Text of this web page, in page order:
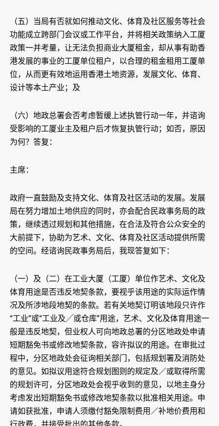
（五）当局有否就如何推动文化、体育及社区服务等社会
功能成立跨部门会议或工作平台，并将相关政策纳入工厦
政策一并考量，让无法负担商业大厦租金，却从事有助香
港发展的事业的工厦单位租户，以合理的租金租用工厦单
位，从而更有效地运用香港土地资源，发展文化、体育、
设计等本土产业；及
（六）地政总署会否考虑暂缓上述执管行动一年，并谘询
受影响的工厦业主及租户后才恢复执管行动；如否，原因
为何？答复：
主席：
政府一直鼓励及支持文化、体育及社区活动的发展。发展
局在努力增加土地供应的同时，亦会配合民政事务局的政
策，继续透过规划和其他措施，在合法及符合公众安全的
大前提下，协助为艺术、文化、体育及社区活动提供所需
的空间。经谘询民政事务局后，我现答复如下：
（一）及（二）在工业大厦（工厦）单位作艺术、文化及
体育用途是否违反地契条款，要视乎该用途的实际运作情
况及所涉地段地契的条款。若有关地契订明该地段只许作
“工业”或“工业及╱或仓库”用途，艺术、文化及体育用途一
般是违反地契，但业权人可向地政总署的分区地政处申请
短期豁免书或修改地契条款，容许拟议的用途。在审批过
程中，分区地政处会征询相关部门，包括规划署及消防处
的意见。如拟议用途符合规划图则的规定及／或取得所需
的规划许可，分区地政处会视乎收到的意见，以地主身分
考虑发出短期豁免书或修改地契条款以批准相关用途。申
请如获批准，申请人须缴付豁免限制费用／补地价费用和